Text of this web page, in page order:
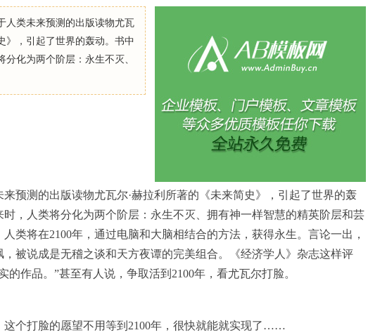
人类未来预测的出版读物尤瓦
》，引起了世界的轰动。书中
化为两个阶层：永生不灭、
来预测的出版读物尤瓦尔·赫拉利所著的《未来简史》，引起了世界的轰
，人类将分化为两个阶层：永生不灭、拥有神一样智慧的精英阶层和芸
类将在2100年，通过电脑和大脑相结合的方法，获得永生。言论一出，
被说成是无稽之谈和天方夜谭的完美组合。《经济学人》杂志这样评
的作品。”甚至有人说，争取活到2100年，看尤瓦尔打脸。
这个打脸的愿望不用等到2100年，很快就能就实现了……